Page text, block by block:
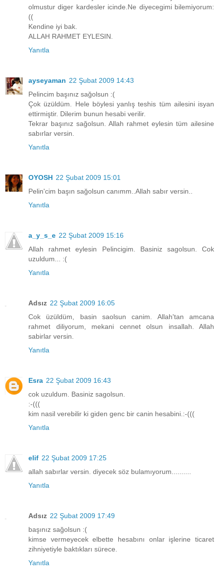
olmustur diger kardesler icinde.Ne diyecegimi bilemiyorum:
((
Kendine iyi bak.
ALLAH RAHMET EYLESIN.
Yanıtla
ayseyaman 22 Şubat 2009 14:43
Pelincim başınız sağolsun :(
Çok üzüldüm. Hele böylesi yanlış teshis tüm ailesini isyan
ettirmiştir. Dilerim bunun hesabi verilir.
Tekrar başınız sağolsun. Allah rahmet eylesin tüm ailesine
sabırlar versin.
Yanıtla
OYOSH 22 Şubat 2009 15:01
Pelin'cim başın sağolsun canımm..Allah sabır versin..
Yanıtla
a_y_s_e 22 Şubat 2009 15:16
Allah rahmet eylesin Pelincigim. Basiniz sagolsun. Cok
uzuldum... :(
Yanıtla
Adsız 22 Şubat 2009 16:05
Cok üzüldüm, basin saolsun canim. Allah'tan amcana
rahmet diliyorum, mekani cennet olsun insallah. Allah
sabirlar versin.
Yanıtla
Esra 22 Şubat 2009 16:43
cok uzuldum. Basiniz sagolsun.
:-(((
kim nasil verebilir ki giden genc bir canin hesabini.:-(((
Yanıtla
elif 22 Şubat 2009 17:25
allah sabırlar versin. diyecek söz bulamıyorum..........
Yanıtla
Adsız 22 Şubat 2009 17:49
başınız sağolsun :(
kimse vermeyecek elbette hesabını onlar işlerine ticaret
zihniyetiyle baktıkları sürece.
Yanıtla